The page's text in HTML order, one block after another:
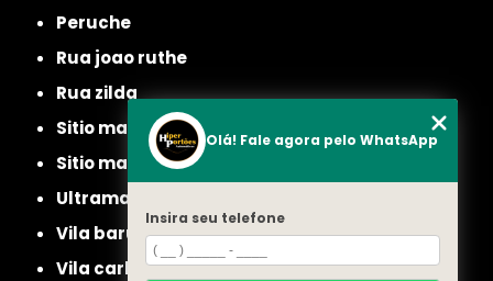
peruche
rua joao ruthe
rua zilda
sitio manda aqui
sitio mandaqui
ultramarino
vila baruel
vila carbone
Olá! Fale agora pelo WhatsApp
Insira seu telefone